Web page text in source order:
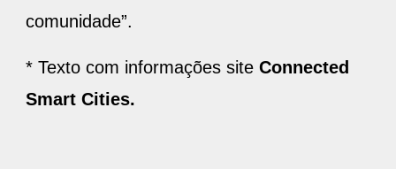
comunidade”.
* Texto com informações site Connected
Smart Cities.